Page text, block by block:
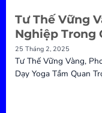
Tư Thế Vững
Nghiệp Trong
25 Tháng 2, 2025
Tư Thế Vững Vàng,
Dạy Yoga Tầm Quan